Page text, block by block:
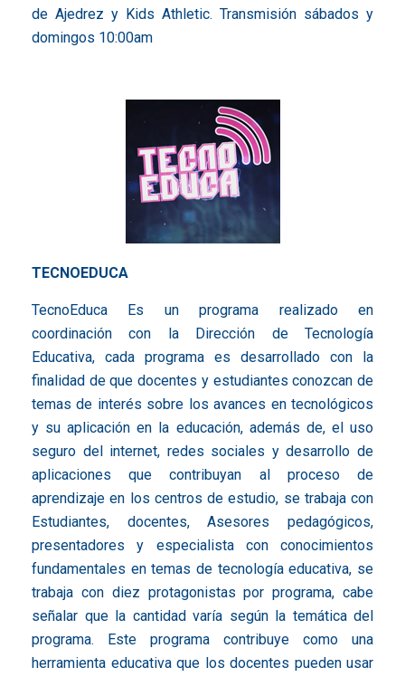
de Ajedrez y Kids Athletic. Transmisión sábados y
domingos 10:00am
TECNOEDUCA
TecnoEduca Es un programa realizado en
coordinación con la Dirección de Tecnología
Educativa, cada programa es desarrollado con la
finalidad de que docentes y estudiantes conozcan de
temas de interés sobre los avances en tecnológicos
y su aplicación en la educación, además de, el uso
seguro del internet, redes sociales y desarrollo de
aplicaciones que contribuyan al proceso de
aprendizaje en los centros de estudio, se trabaja con
Estudiantes, docentes, Asesores pedagógicos,
presentadores y especialista con conocimientos
fundamentales en temas de tecnología educativa, se
trabaja con diez protagonistas por programa, cabe
señalar que la cantidad varía según la temática del
programa. Este programa contribuye como una
herramienta educativa que los docentes pueden usar